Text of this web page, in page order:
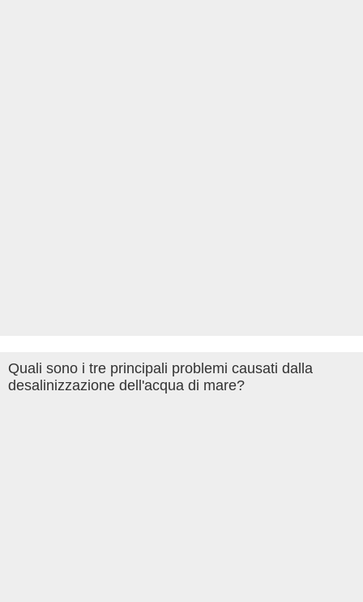
Quali sono i tre principali problemi causati dalla
desalinizzazione dell'acqua di mare?